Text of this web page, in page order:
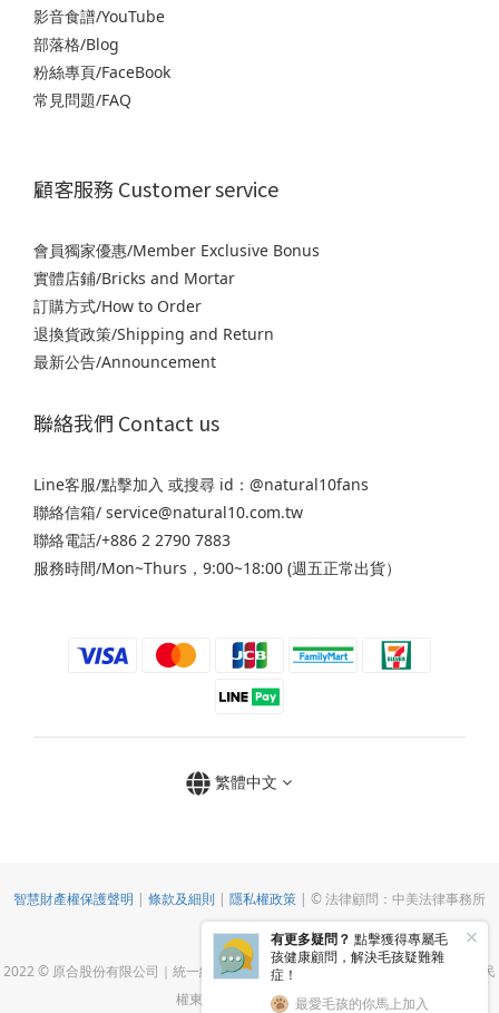
影音食譜/YouTube
部落格/Blog
粉絲專頁/FaceBook
常見問題/FAQ
顧客服務 Customer service
會員獨家優惠/Member Exclusive Bonus
實體店鋪/Bricks and Mortar
訂購方式/How to Order
退換貨政策/Shipping and Return
最新公告/Announcement
聯絡我們 Contact us
Line客服/點擊加入 或搜尋 id：@natural10fans
聯絡信箱/ service@natural10.com.tw
聯絡電話/+886 2 2790 7883
服務時間/Mon~Thurs，9:00~18:00 (週五正常出貨）
繁體中文
智慧財產權保護聲明 | 條款及細則 | 隱私權政策 | © 法律顧問：中美法律事務所
2022 © 原合股份有限公司｜統一編號：54732360｜地址：114040台北市內湖區民
權東路六段123巷28號2F